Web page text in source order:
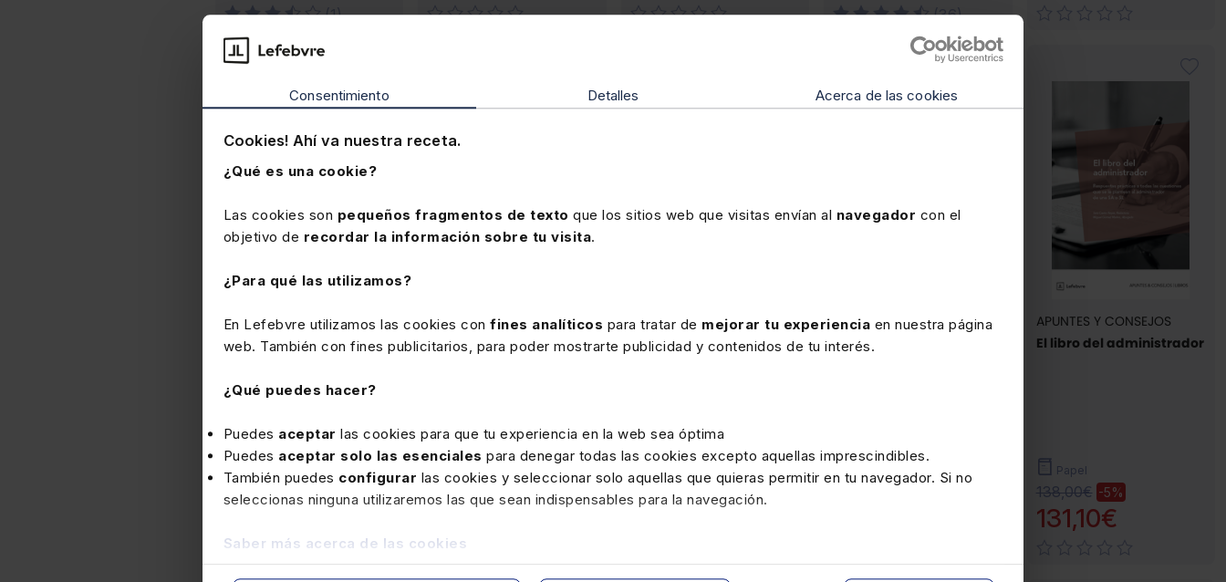
Consentimiento Detalles Acerca de las cookies
Cookies! Ahí va nuestra receta.
¿Qué es una cookie?
Las cookies son pequeños fragmentos de texto que los sitios web que visitas envían al navegador con el
objetivo de recordar la información sobre tu visita.
¿Para qué las utilizamos?
En Lefebvre utilizamos las cookies con fines analíticos para tratar de mejorar tu experiencia en nuestra página
web. También con fines publicitarios, para poder mostrarte publicidad y contenidos de tu interés.
¿Qué puedes hacer?
Puedes aceptar las cookies para que tu experiencia en la web sea óptima
Puedes aceptar solo las esenciales para denegar todas las cookies excepto aquellas imprescindibles.
También puedes configurar las cookies y seleccionar solo aquellas que quieras permitir en tu navegador. Si no
seleccionas ninguna utilizaremos las que sean indispensables para la navegación.
Saber más acerca de las cookies
(1) (36)
APUNTES Y CONSEJOS
Contratación laboral
Papel
118,00€
MEMENTOS
Memento IVA 2026
Internet
170,00€
136,00€
MEMENTOS
Memento PYME 2026
Internet
125,00€
100,00€
MEMENTOS
Memento Sucesiones
APUNTES Y CONSEJOS
El libro del administrador
Papel
138,00€ -5%
131,10€